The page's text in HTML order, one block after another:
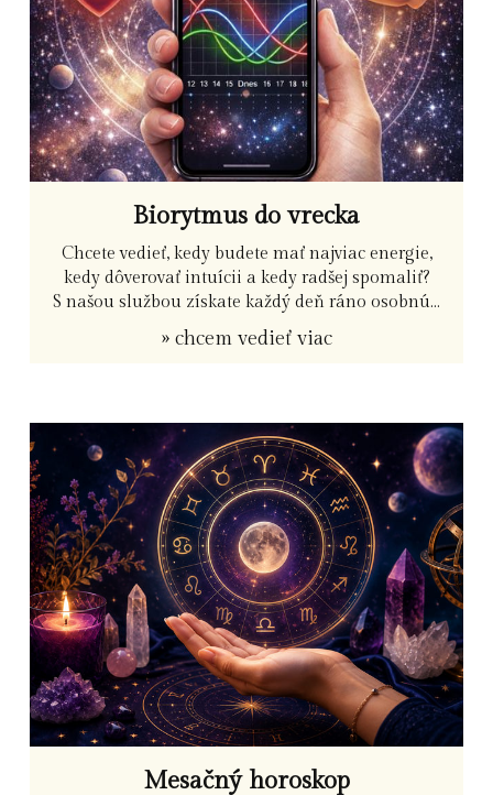
Biorytmus do vrecka
Chcete vedieť, kedy budete mať najviac energie,
kedy dôverovať intuícii a kedy radšej spomaliť?
S našou službou získate každý deň ráno osobnú...
» chcem vedieť viac
Mesačný horoskop